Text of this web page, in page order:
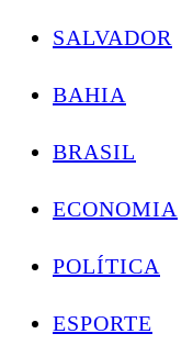
SALVADOR
BAHIA
BRASIL
ECONOMIA
POLÍTICA
ESPORTE